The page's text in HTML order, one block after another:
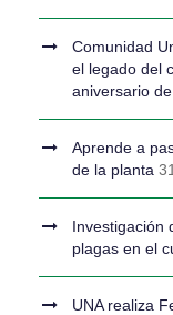
Comunidad
el legado del
aniversario
Aprende a
de la planta
Investigación
plagas en el
UNA realiza